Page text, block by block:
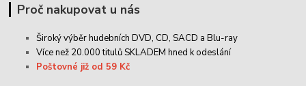
Proč nakupovat u nás
Široký výběr hudebních DVD, CD,SACD a Blu-ray
Více než 20.000 titulů SKLADEM hned k odeslání
Poštovné již od 59 Kč